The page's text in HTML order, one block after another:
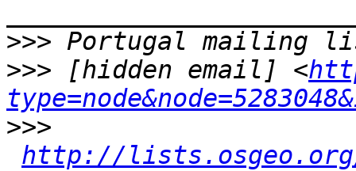
>>>
>>> [hidden email] <
>>>
http://